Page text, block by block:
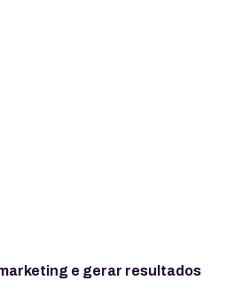
e gerar resultados